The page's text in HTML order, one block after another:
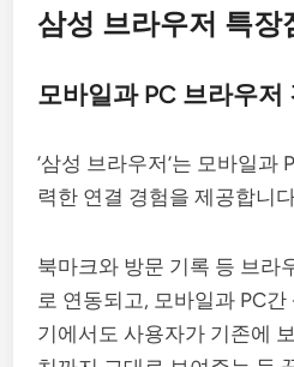
삼성 브라우저 특장
모바일과 PC 브라우저
‘삼성 브라우저’는 모바일과
력한 연결 경험을 제공합니
북마크와 방문 기록 등 브라
로 연동되고, 모바일과 PC
기에서도 사용자가 기존에